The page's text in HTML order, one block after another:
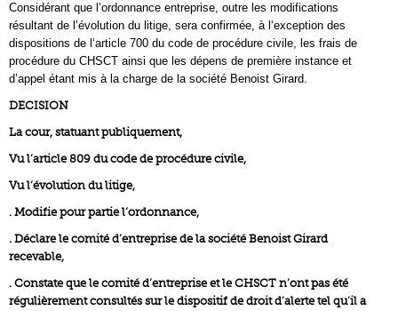
Considérant que l’ordonnance entreprise, outre les modifications
résultant de l’évolution du litige, sera confirmée, à l‘exception des
dispositions de l‘article 700 du code de procédure civile, les frais de
procédure du CHSCT ainsi que les dépens de première instance et
d’appel étant mis à la charge de la société Benoist Girard.
DECISION
La cour, statuant publiquement,
Vu l’article 809 du code de procédure civile,
Vu l’évolution du litige,
. Modifie pour partie l’ordonnance,
. Déclare le comité d’entreprise de la société Benoist Girard
recevable,
. Constate que le comité d’entreprise et le CHSCT n’ont pas été
régulièrement consultés sur le dispositif de droit d’alerte tel qu’il a